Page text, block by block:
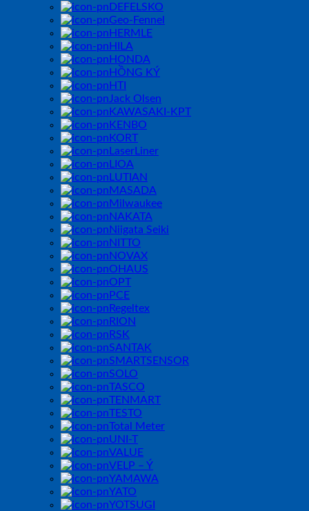
DEFELSKO
Geo-Fennel
HERMLE
HILA
HONDA
HỒNG KÝ
HTI
Jack Olsen
KAWASAKI-KPT
KENBO
KORT
LaserLiner
LIOA
LUTIAN
MASADA
Milwaukee
NAKATA
Niigata Seiki
NITTO
NOVAX
OHAUS
OPT
PCE
Regeltex
RION
RSK
SANTAK
SMARTSENSOR
SOLO
TASCO
TENMART
TESTO
Total Meter
UNI-T
VALUE
VELP – Ý
YAMAWA
YATO
YOTSUGI